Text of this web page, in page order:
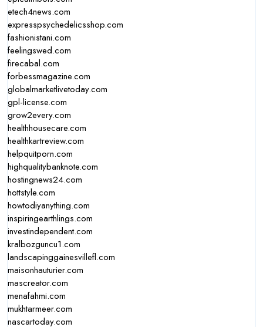
etech4news.com
expresspsychedelicsshop.com
fashionistani.com
feelingswed.com
firecabal.com
forbessmagazine.com
globalmarketlivetoday.com
gpl-license.com
grow2every.com
healthhousecare.com
healthkartreview.com
helpquitporn.com
highqualitybanknote.com
hostingnews24.com
hottstyle.com
howtodiyanything.com
inspiringearthlings.com
investindependent.com
kralbozguncu1.com
landscapinggainesvillefl.com
maisonhauturier.com
mascreator.com
menafahmi.com
mukhtarmeer.com
nascartoday.com